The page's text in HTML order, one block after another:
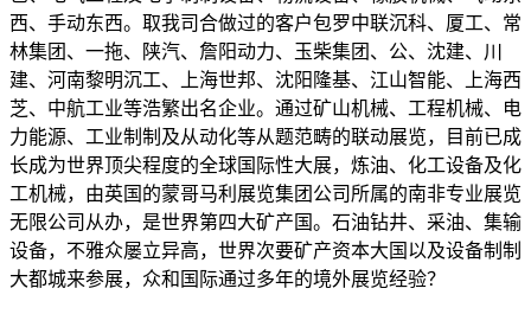
西、手动东西。取我司合做过的客户包罗中联沉科、厦工、常
林集团、一拖、陕汽、詹阳动力、玉柴集团、公、沈建、川
建、河南黎明沉工、上海世邦、沈阳隆基、江山智能、上海西
芝、中航工业等浩繁出名企业。通过矿山机械、工程机械、电
力能源、工业制制及从动化等从题范畴的联动展览，目前已成
长成为世界顶尖程度的全球国际性大展，炼油、化工设备及化
工机械，由英国的蒙哥马利展览集团公司所属的南非专业展览
无限公司从办，是世界第四大矿产国。石油钻井、采油、集输
设备，不雅众屡立异高，世界次要矿产资本大国以及设备制制
大都城来参展，众和国际通过多年的境外展览经验？